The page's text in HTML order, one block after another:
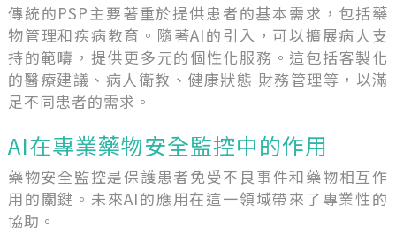
傳統的PSP主要著重於提供患者的基本需求，包括藥
物管理和疾病教育。隨著AI的引入，可以擴展病人支
持的範疇，提供更多元的個性化服務。這包括客製化
的醫療建議、病人衛教、健康狀態 財務管理等，以滿
足不同患者的需求。
AI在專業藥物安全監控中的作用
藥物安全監控是保護患者免受不良事件和藥物相互作
用的關鍵。未來AI的應用在這一領域帶來了專業性的
協助。